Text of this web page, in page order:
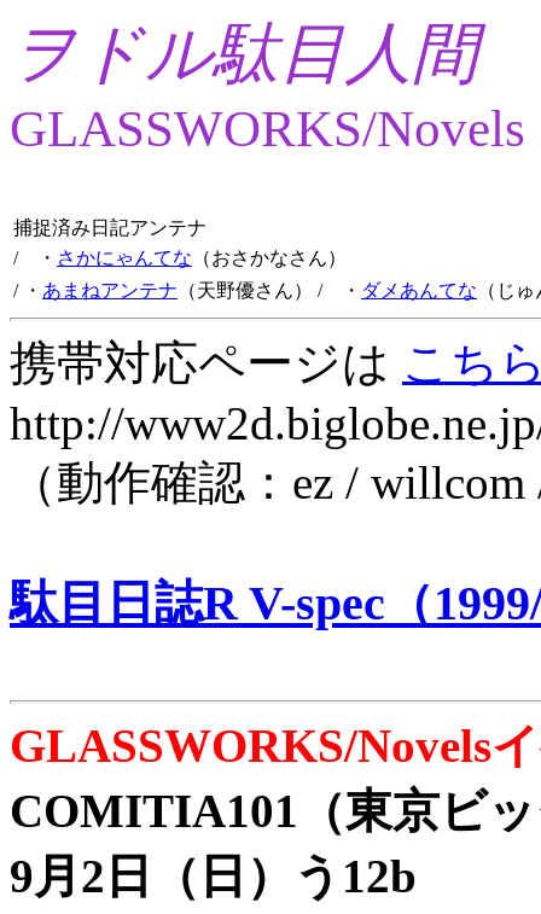
ヲドル駄目人間
GLASSWORKS/Novels
捕捉済み日記アンテナ
/ ・ さかにゃんてな （おさかなさん）
/ ・ あまねアンテナ （天野優さん） / ・ ダメあんてな （じ
携帯対応ページは こち
http://
（動作確認：ez /
駄目日誌R V-spec（
GLASSWORKS/Novels
COMITIA101（東京ビ
9月2日（日）う12b